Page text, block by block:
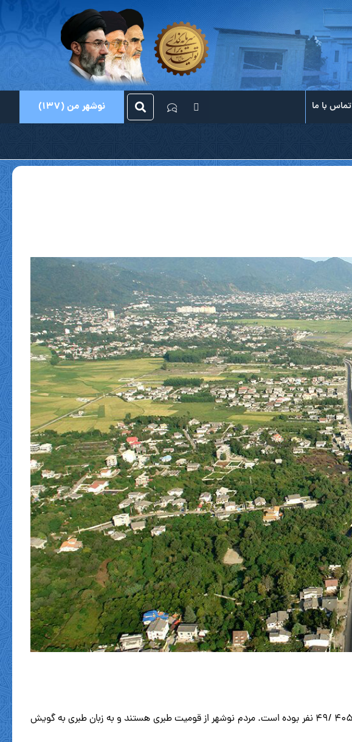
تماس با ما نوشهر من (137)
نوشهر (به مازندرانی: نوشَر) از شهرهای استان مازندران ایران است. جمعیت این شهر بر طبق سرشماری سال ۱۳۹۵، برابر با۴۰۵ /۴۹ نفر بوده است. مردم نوشهر از قومیت طبری هستند و به زبان طبری به گویش